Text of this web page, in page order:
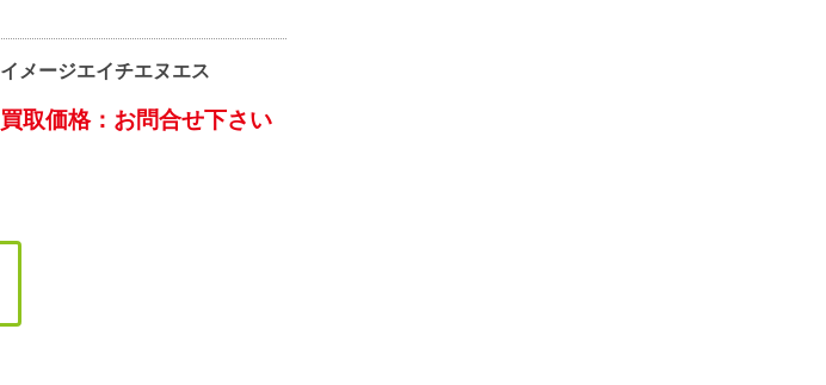
イメージエイチエヌエス
買取価格：お問合せ下さい